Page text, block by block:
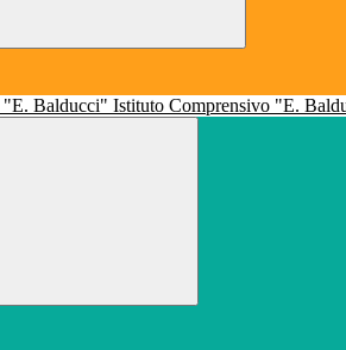
Istituto Comprensivo "E.